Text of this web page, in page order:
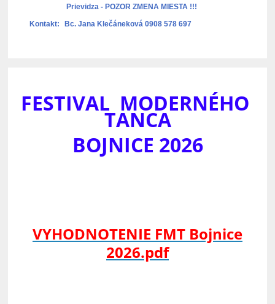
Prievidza - POZOR ZMENA MIESTA !!!
Kontakt:
Bc. Jana Klečáneková 0908 578 697
FESTIVAL MODERNÉHO
TANCA
BOJNICE 2026
VYHODNOTENIE FMT Bojnice
2026.pdf